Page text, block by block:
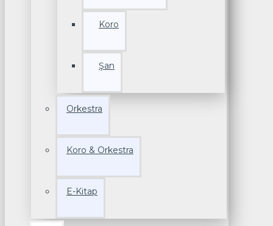
Koro
Şan
Orkestra
Koro & Orkestra
E-Kitap